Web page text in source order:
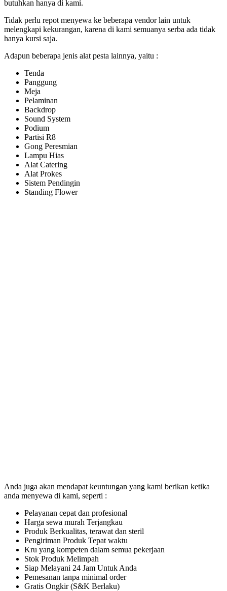
butuhkan hanya di kami.
Tidak perlu repot menyewa ke beberapa vendor lain untuk
melengkapi kekurangan, karena di kami semuanya serba ada tidak
hanya kursi saja.
Adapun beberapa jenis alat pesta lainnya, yaitu :
Tenda
Panggung
Meja
Pelaminan
Backdrop
Sound System
Podium
Partisi R8
Gong Peresmian
Lampu Hias
Alat Catering
Alat Prokes
Sistem Pendingin
Standing Flower
Anda juga akan mendapat keuntungan yang kami berikan ketika
anda menyewa di kami, seperti :
Pelayanan cepat dan profesional
Harga sewa murah Terjangkau
Produk Berkualitas, terawat dan steril
Pengiriman Produk Tepat waktu
Kru yang kompeten dalam semua pekerjaan
Stok Produk Melimpah
Siap Melayani 24 Jam Untuk Anda
Pemesanan tanpa minimal order
Gratis Ongkir (S&K Berlaku)